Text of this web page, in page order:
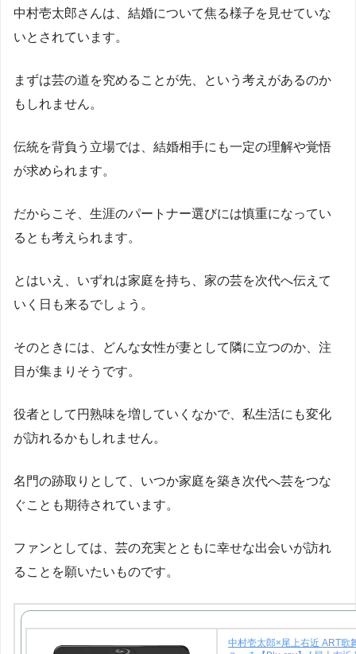
中村壱太郎さんは、結婚について焦る様子を見せていな
いとされています。
まずは芸の道を究めることが先、という考えがあるのか
もしれません。
伝統を背負う立場では、結婚相手にも一定の理解や覚悟
が求められます。
だからこそ、生涯のパートナー選びには慎重になってい
るとも考えられます。
とはいえ、いずれは家庭を持ち、家の芸を次代へ伝えて
いく日も来るでしょう。
そのときには、どんな女性が妻として隣に立つのか、注
目が集まりそうです。
役者として円熟味を増していくなかで、私生活にも変化
が訪れるかもしれません。
名門の跡取りとして、いつか家庭を築き次代へ芸をつな
ぐことも期待されています。
ファンとしては、芸の充実とともに幸せな出会いが訪れ
ることを願いたいものです。
中村壱太郎×尾上右近 ART歌